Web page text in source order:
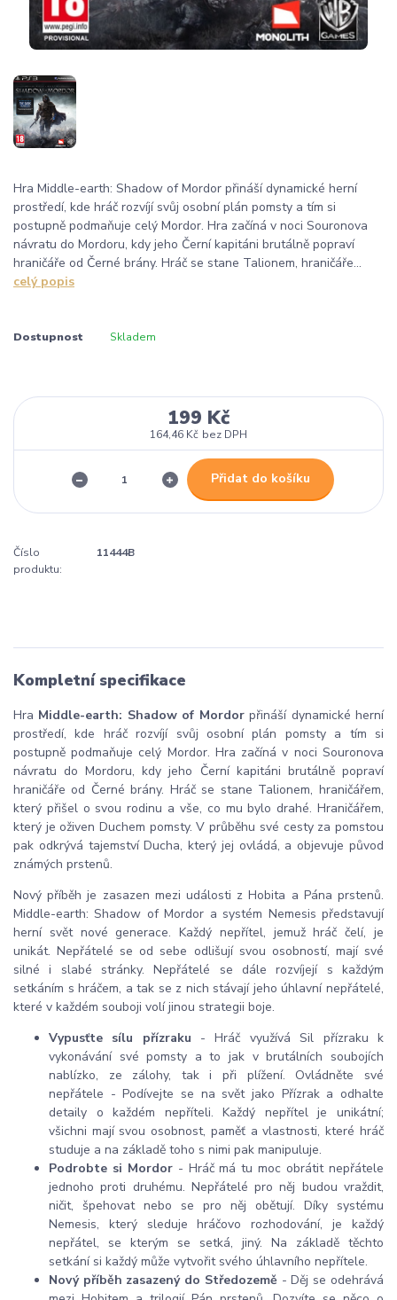
Hra Middle-earth: Shadow of Mordor přináší dynamické herní
prostředí, kde hráč rozvíjí svůj osobní plán pomsty a tím si
postupně podmaňuje celý Mordor. Hra začíná v noci Souronova
návratu do Mordoru, kdy jeho Černí kapitáni brutálně popraví
hraničáře od Černé brány. Hráč se stane Talionem, hraničáře...
celý popis
Dostupnost Skladem
199 Kč
164,46 Kč bez DPH
Přidat do košíku
Číslo
produktu:
11444B
Kompletní specifikace
Hra Middle-earth: Shadow of Mordorpřináší dynamické herní
prostředí, kde hráč rozvíjí svůj osobní plán pomsty a tím si
postupně podmaňuje celý Mordor. Hra začíná v noci Souronova
návratu do Mordoru, kdy jeho Černí kapitáni brutálně popraví
hraničáře od Černé brány. Hráč se stane Talionem, hraničářem,
který přišel o svou rodinu a vše, co mu bylo drahé. Hraničářem,
který je oživen Duchem pomsty. V průběhu své cesty za pomstou
pak odkrývá tajemství Ducha, který jej ovládá, a objevuje původ
známých prstenů.
Nový příběh je zasazen mezi události z Hobita a Pána prstenů.
Middle-earth: Shadow of Mordor a systém Nemesis představují
herní svět nové generace. Každý nepřítel, jemuž hráč čelí, je
unikát. Nepřátelé se od sebe odlišují svou osobností, mají své
silné i slabé stránky. Nepřátelé se dále rozvíjejí s každým
setkáním s hráčem, a tak se z nich stávají jeho úhlavní nepřátelé,
které v každém souboji volí jinou strategii boje.
Vypusťte sílu přízraku - Hráč využívá Sil přízraku k
vykonávání své pomsty a to jak v brutálních soubojích
nablízko, ze zálohy, tak i při plížení. Ovládněte své
nepřátele - Podívejte se na svět jako Přízrak a odhalte
detaily o každém nepříteli. Každý nepřítel je unikátní;
všichni mají svou osobnost, paměť a vlastnosti, které hráč
studuje a na základě toho s nimi pak manipuluje.
Podrobte si Mordor- Hráč má tu moc obrátit nepřátele
jednoho proti druhému. Nepřátelé pro něj budou vraždit,
ničit, špehovat nebo se pro něj obětují. Díky systému
Nemesis, který sleduje hráčovo rozhodování, je každý
nepřátel, se kterým se setká, jiný. Na základě těchto
setkání si každý může vytvořit svého úhlavního nepřítele.
Nový příběh zasazený do Středozemě - Děj se odehrává